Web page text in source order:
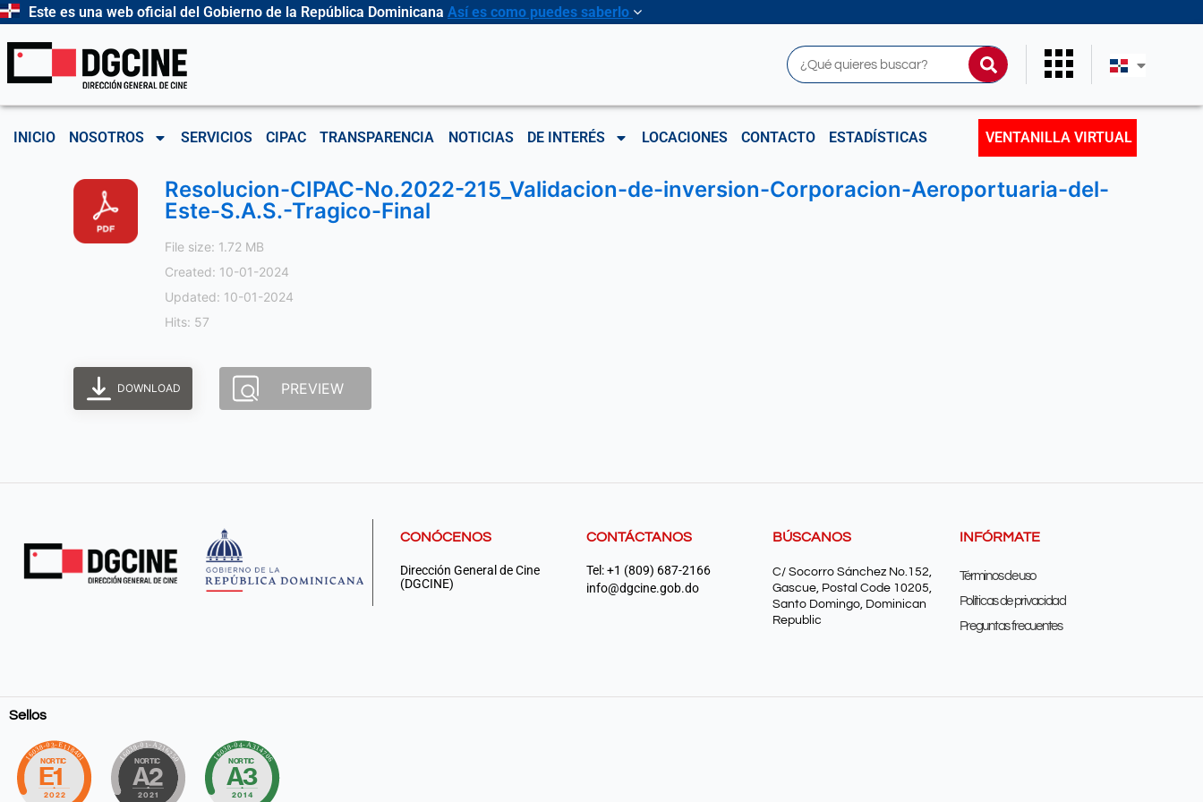
Ir
contenido
Este es una web oficial del Gobierno de la República Dominicana Así es como puedes saberlo
Buscar
INICIO NOSOTROS SERVICIOS CIPAC TRANSPARENCIA NOTICIAS DE INTERÉS LOCACIONES CONTACTO ESTADÍSTICAS VENTANILLA VIRTUAL
Resolucion-CIPAC-No.2022-215_Validacion-de-inversion-Corporacion-Aeroportuaria-del-
Este-S.A.S.-Tragico-Final
File size: 1.72 MB
Created: 10-01-2024
Updated: 10-01-2024
Hits: 57
DOWNLOAD PREVIEW
CONÓCENOS
Dirección General de Cine
(DGCINE)
CONTÁCTANOS
Tel: +1 (809) 687-2166
info@dgcine.gob.do
BÚSCANOS
C/ Socorro Sánchez No.152,
Gascue, Postal Code 10205,
Santo Domingo, Dominican
Republic
INFÓRMATE
Términos de uso
Políticas de privacidad
Preguntas frecuentes
Sellos